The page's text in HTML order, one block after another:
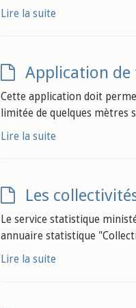
Lire la suite
Application de
Cette application doit
limitée de quelques mètres
Lire la suite
Les
Le service statistique
annuaire statistique
Lire la suite